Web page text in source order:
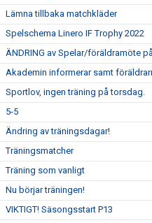
Lämna tillbaka matchkläder
Spelschema Linero IF Trophy 2022
ÄNDRING av Spelar/föräldramöte
Akademin informerar samt
Sportlov, ingen träning på torsdag.
5-5
Ändring av träningsdagar!
Träningsmatcher
Träning som vanligt
Nu börjar träningen!
VIKTIGT! Säsongsstart P13